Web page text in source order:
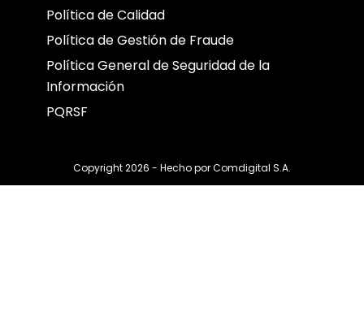
Política de Calidad
Política de Gestión de Fraude
Política General de Seguridad de la
Información
PQRSF
Copyright 2026 - Hecho porComdigital S.A.